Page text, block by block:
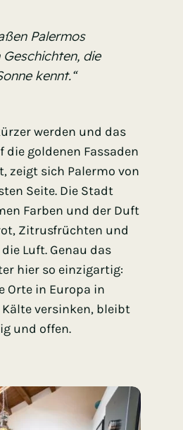
Palermos
Geschichten, die
kennt.“
werden und das
die goldenen Fassaden
zeigt sich Palermo von
Seite. Die Stadt
Farben und der Duft
Zitrusfrüchten und
Luft. Genau das
hier so einzigartig:
Orte in Europa in
versinken, bleibt
und offen.